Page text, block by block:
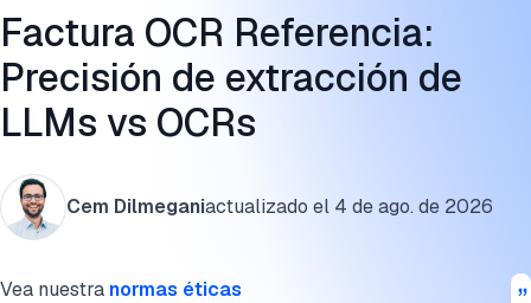
Datos
Software empresarial
Servicios
Contáctanos
Factura OCR Referencia:
Precisión de extracción de
LLMs vs OCRs
Cem Dilmeganiactualizado el 4 de ago. de 2026
Vea nuestra normas éticas
¿Qué es el OCR de facturas?
¿Cómo funcionan las herramientas de OCR de facturas?
¿Cómo elegir su proveedor de procesamiento de facturas?